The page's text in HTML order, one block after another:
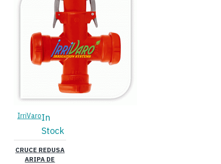
IrriVaroIn
Stock
CRUCE REDUSA
ARIPA DE